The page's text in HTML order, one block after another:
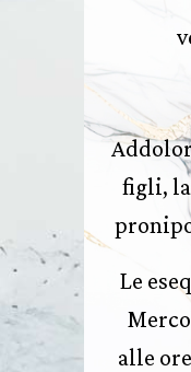
figli,
Le
alle